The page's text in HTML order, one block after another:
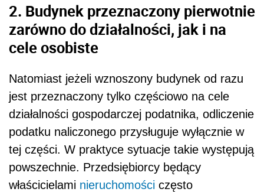
2. Budynek przeznaczony pierwotnie
zarówno do działalności, jak i na
cele osobiste
Natomiast jeżeli wznoszony budynek od razu
jest przeznaczony tylko częściowo na cele
działalności gospodarczej podatnika, odliczenie
podatku naliczonego przysługuje wyłącznie w
tej części. W praktyce sytuacje takie występują
powszechnie. Przedsiębiorcy będący
właścicielami nieruchomości często